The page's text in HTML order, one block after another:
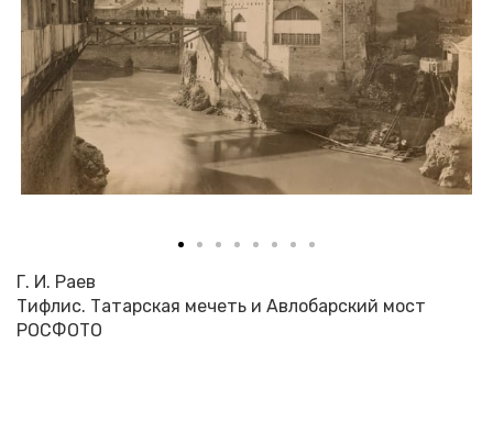
Г. И. Раев
Тифлис. Татарская мечеть и Авлобарский мост
РОСФОТО